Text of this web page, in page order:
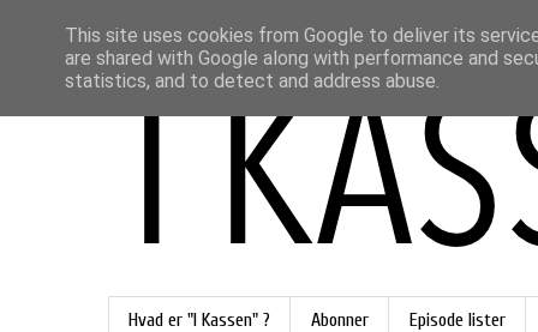
Hvad er "I Kassen" ? Abonner Episode lister
This site uses cookies from Google to deliver its
are shared with Google along with performance and
statistics, and to detect and address abuse.